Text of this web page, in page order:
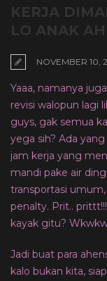
KERJA
LO ANAK
NOVEMBER 10,
Yaaa, namanya
revisi walopun lagi
guys, gak semua
yega sih? Ada
jam kerja yang
mandi pake air
transportasi
penalty. Prit..
kayak gitu?
Jadi buat para
kalo bukan kita,